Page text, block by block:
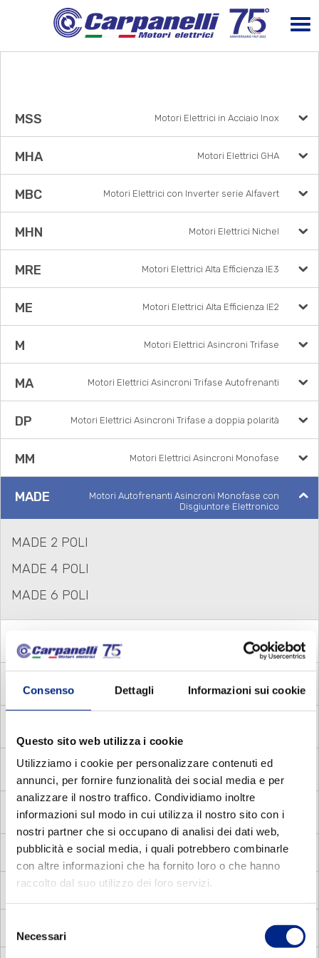
Consenso Dettagli Informazioni sui cookie
Questo sito web utilizza i cookie
Utilizziamo i cookie per personalizzare contenuti ed
annunci, per fornire funzionalità dei social media e per
analizzare il nostro traffico. Condividiamo inoltre
informazioni sul modo in cui utilizza il nostro sito con i
nostri partner che si occupano di analisi dei dati web,
pubblicità e social media, i quali potrebbero combinarle
con altre informazioni che ha fornito loro o che hanno
raccolto dal suo utilizzo dei loro servizi.
delNecessari
MSS Motori Elettrici in Acciaio Inox
MHA Motori Elettrici GHA
MBC Motori Elettrici con Inverter serie Alfavert
MHN Motori Elettrici Nichel
MRE Motori Elettrici Alta Efficienza IE3
ME Motori Elettrici Alta Efficienza IE2
M Motori Elettrici Asincroni Trifase
MA Motori Elettrici Asincroni Trifase Autofrenanti
DP Motori Elettrici Asincroni Trifase a doppia polarità
MM Motori Elettrici Asincroni Monofase
MADE
Motori Autofrenanti Asincroni Monofase con
Disgiuntore Elettronico
MADE 2 POLI
MADE 4 POLI
MADE 6 POLI
MADC
Motori Autofrenanti Asincroni Monofase con
Disgiuntore Centrifugo
MADV
Disgiuntore voltmetrico
MDC
Motori Elettrici Asincroni Monofase con Disgiuntore
centrifugo
MADP
Motori Autofrenanti Asincroni Trifase a doppia
polarità
MMA Motori Elettrici Autofrenanti Asincroni Monofase
MV
MVC Motori Elettrici Vettoriali compatti quadrati